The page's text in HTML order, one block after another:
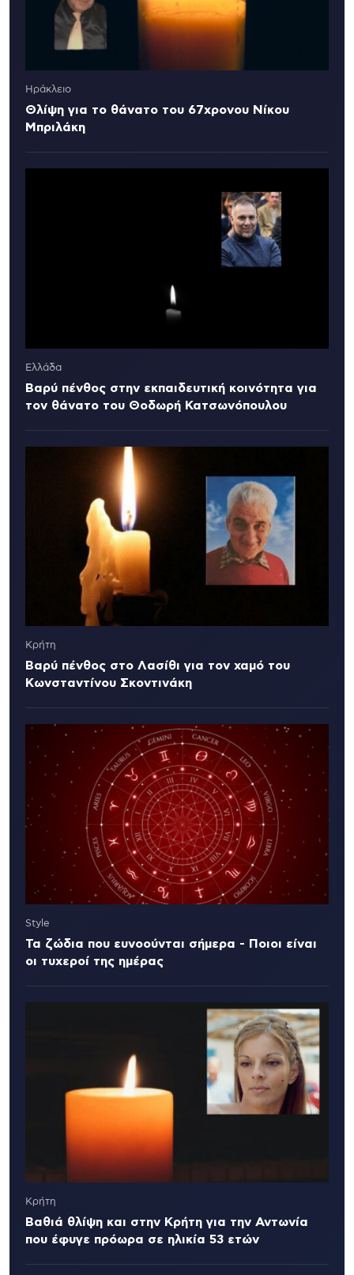
Ηράκλειο
Θλίψη για το θάνατο του 67χρονου Νίκου
Μπριλάκη
Ελλάδα
Βαρύ πένθος στην εκπαιδευτική κοινότητα για
τον θάνατο του Θοδωρή Κατσωνόπουλου
Κρήτη
Βαρύ πένθος στο Λασίθι για τον χαμό του
Κωνσταντίνου Σκοντινάκη
Style
Τα ζώδια που ευνοούνται σήμερα - Ποιοι είναι
οι τυχεροί της ημέρας
Κρήτη
Βαθιά θλίψη και στην Κρήτη για την Αντωνία
που έφυγε πρόωρα σε ηλικία 53 ετών